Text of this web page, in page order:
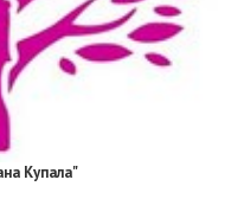
Купала"